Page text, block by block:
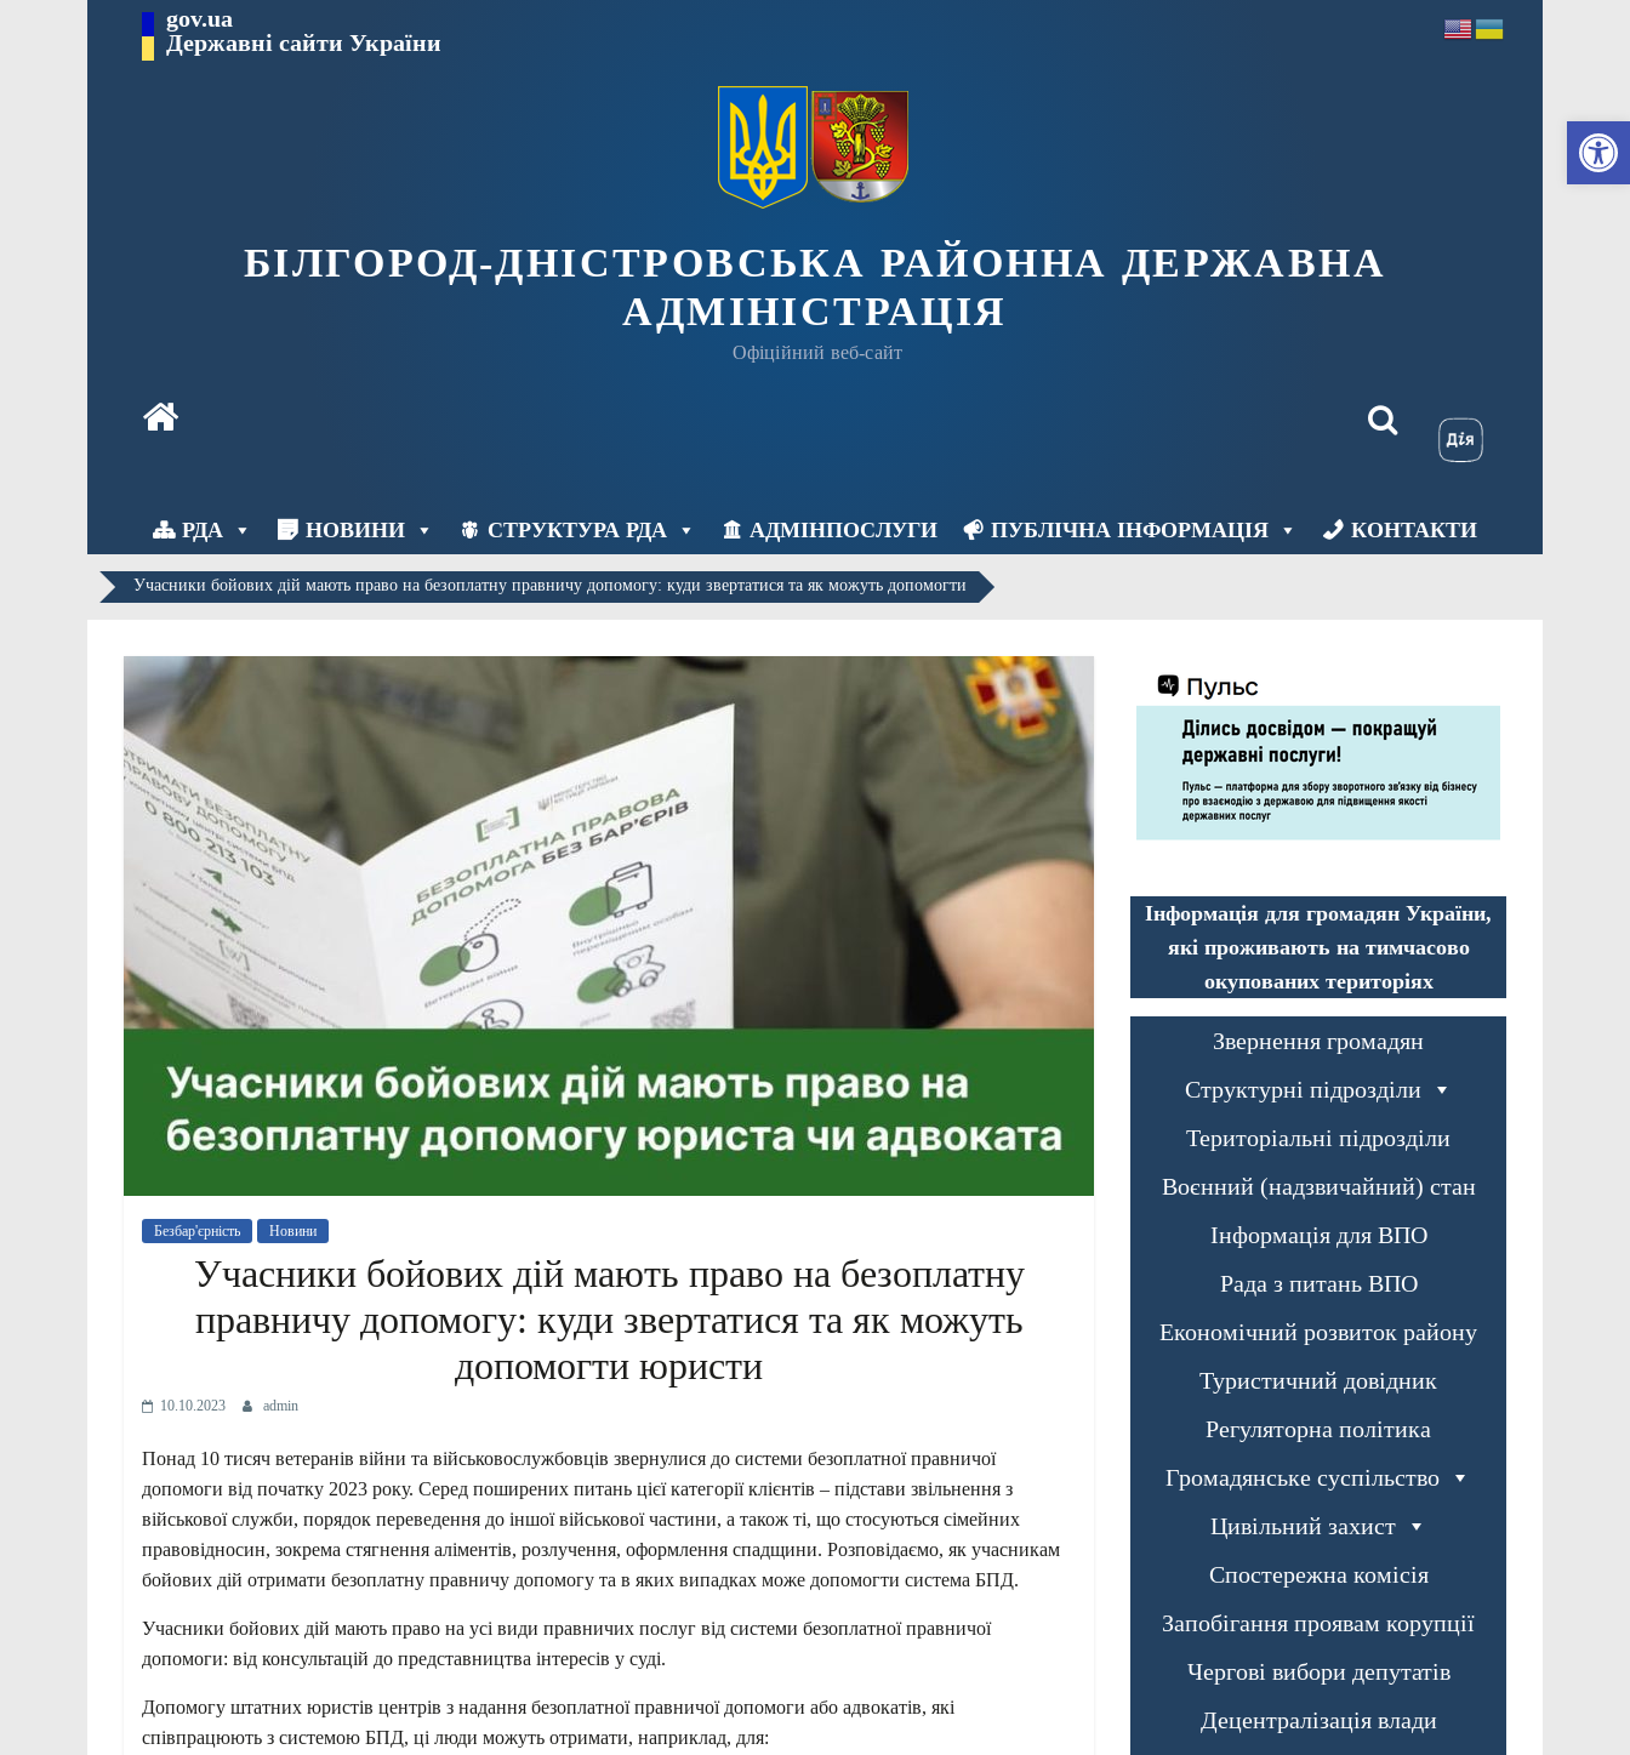
gov.ua
Державні сайти України
БІЛГОРОД-ДНІСТРОВСЬКА РАЙОННА ДЕРЖАВНА
АДМІНІСТРАЦІЯ
Офіційний веб-сайт
РДА НОВИНИ СТРУКТУРА РДА АДМІНПОСЛУГИ ПУБЛІЧНА ІНФОРМАЦІЯ КОНТАКТИ
Учасники бойових дій мають право на безоплатну правничу допомогу: куди звертатися та як можуть допомогти
Безбар'єрність Новини
Учасники бойових дій мають право на безоплатну
правничу допомогу: куди звертатися та як можуть
допомогти юристи
10.10.2023 admin
Понад 10 тисяч ветеранів війни та військовослужбовців звернулися до системи безоплатної правничої
допомоги від початку 2023 року. Серед поширених питань цієї категорії клієнтів – підстави звільнення з
військової служби, порядок переведення до іншої військової частини, а також ті, що стосуються сімейних
правовідносин, зокрема стягнення аліментів, розлучення, оформлення спадщини. Розповідаємо, як учасникам
бойових дій отримати безоплатну правничу допомогу та в яких випадках може допомогти система БПД.
Учасники бойових дій мають право на усі види правничих послуг від системи безоплатної правничої
допомоги: від консультацій до представництва інтересів у суді.
Допомогу штатних юристів центрів з надання безоплатної правничої допомоги або адвокатів, які
співпрацюють з системою БПД, ці люди можуть отримати, наприклад, для:
Інформація для громадян України,
які проживають на тимчасово
окупованих територіях
Звернення громадян
Структурні підрозділи
Територіальні підрозділи
Воєнний (надзвичайний) стан
Інформація для ВПО
Рада з питань ВПО
Економічний розвиток району
Туристичний довідник
Регуляторна політика
Громадянське суспільство
Цивільний захист
Спостережна комісія
Запобігання проявам корупції
Чергові вибори депутатів
Децентралізація влади